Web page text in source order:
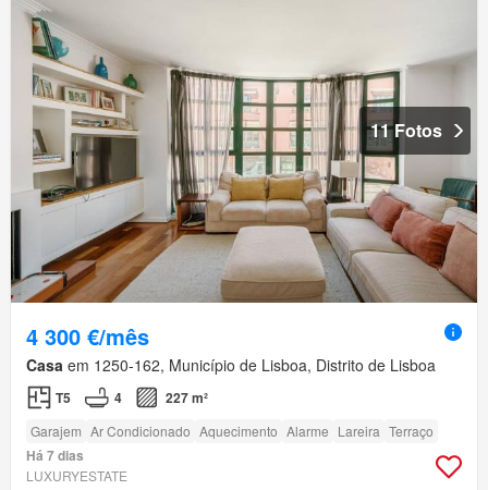
11 Fotos
4 300 €/mês
Casa em 1250-162, Município de Lisboa, Distrito de Lisboa
T5 4 227 m²
Garajem Ar Condicionado Aquecimento Alarme Lareira Terraço
Há 7 dias
LUXURYESTATE